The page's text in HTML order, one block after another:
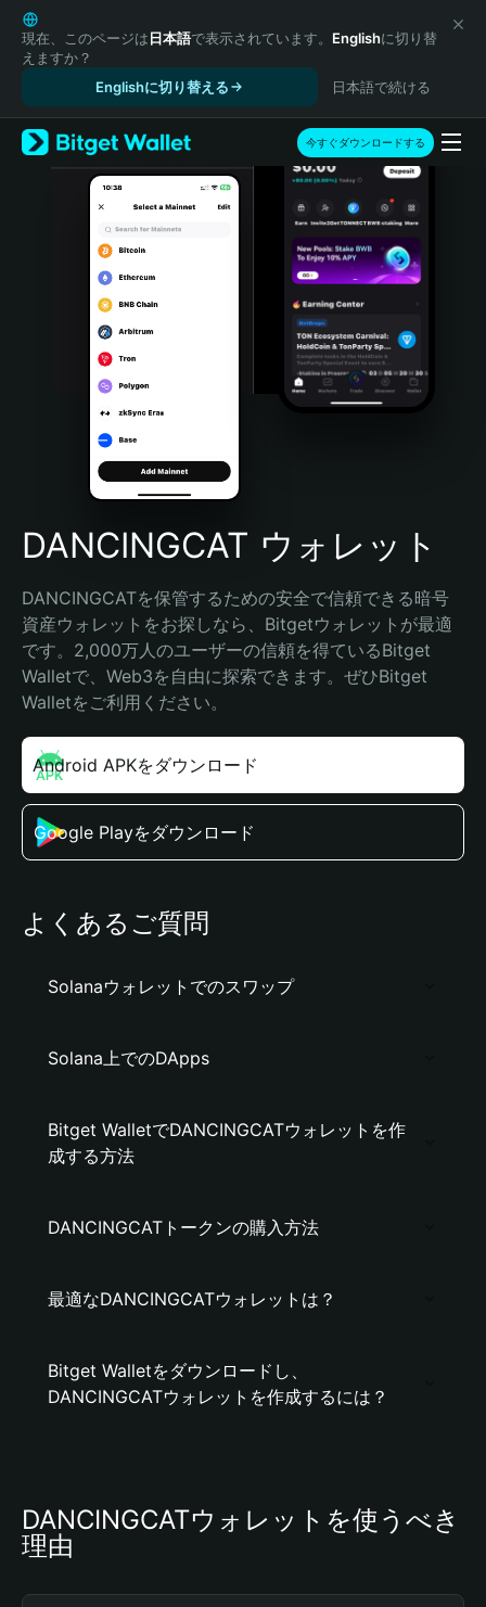
English
日本語
Tiếng Việt
Español (Latinoamérica)
Türkçe
Italiano
Português (Portugal)
Bahasa Indonesia
Português (Brasil)
Español (Argentina)
現在、このページは日本語で表示されています。 Englishに切り替
えますか？
Englishに切り替える
日本語で続ける
今すぐダウンロードする
DANCINGCAT ウォレット
DANCINGCATを保管するための安全で信頼できる暗号
資産ウォレットをお探しなら、Bitgetウォレットが最適
です。2,000万人のユーザーの信頼を得ているBitget
Walletで、Web3を自由に探索できます。ぜひBitget
Walletをご利用ください。
Android APKをダウンロード
Google Playをダウンロード
よくあるご質問
Solanaウォレットでのスワップ
Solana上でのDApps
Bitget WalletでDANCINGCATウォレットを作
成する方法
DANCINGCATトークンの購入方法
最適なDANCINGCATウォレットは？
Bitget Walletをダウンロードし、
DANCINGCATウォレットを作成するには？
DANCINGCATウォレットを使うべき
理由